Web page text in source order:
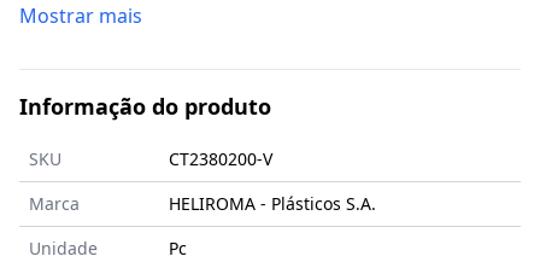
Mostrar mais
Informação do produto
SKU
CT2380200-V
Marca
HELIROMA - Plásticos S.A.
Unidade
Pc